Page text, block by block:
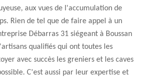
aux vues de l'accumulation de
Rien de tel que de faire appel à un
Débarras 31 siégeant à Boussan
qualifiés qui ont toutes les
avec succès les greniers et les caves
C'est aussi par leur expertise et